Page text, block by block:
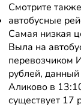
Смотрите
автобусные
Самая низкая
Выла на
перевозчиком
рублей, данный
Аликово в
существует 17